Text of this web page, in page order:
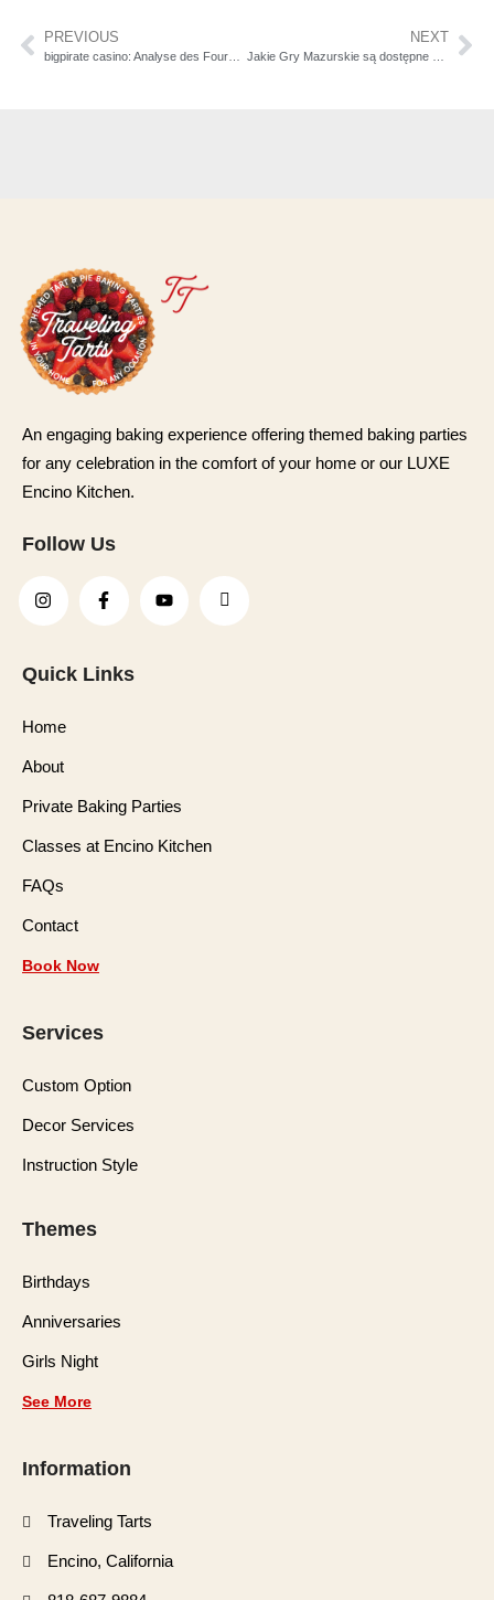
PREVIOUS NEXT
An engaging baking experience offering themed baking parties
for any celebration in the comfort of your home or our LUXE
Encino Kitchen.
Follow Us
Quick Links
Home
About
Private Baking Parties
Classes at Encino Kitchen
FAQs
Contact
Book Now
Services
Custom Option
Decor Services
Instruction Style
Themes
Birthdays
Anniversaries
Girls Night
See More
Information
Traveling Tarts
Encino, California